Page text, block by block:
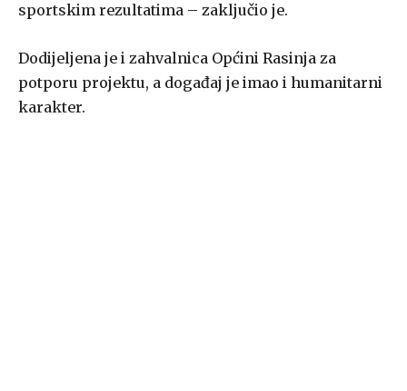
sportskim rezultatima – zaključio je.
Dodijeljena je i zahvalnica Općini Rasinja za
potporu projektu, a događaj je imao i humanitarni
karakter.